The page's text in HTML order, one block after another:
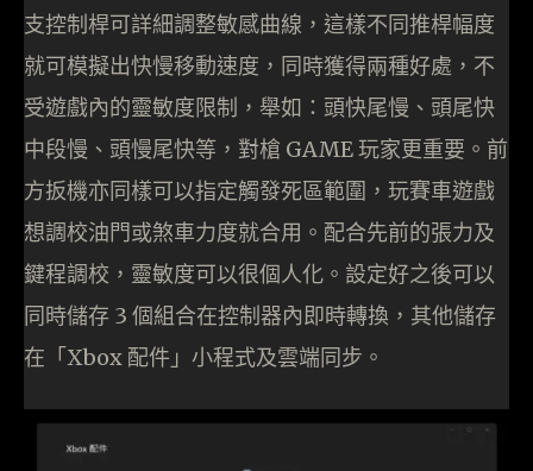
支控制桿可詳細調整敏感曲線，這樣不同推桿幅度
就可模擬出快慢移動速度，同時獲得兩種好處，不
受遊戲內的靈敏度限制，舉如：頭快尾慢、頭尾快
中段慢、頭慢尾快等，對槍 GAME 玩家更重要。前
方扳機亦同樣可以指定觸發死區範圍，玩賽車遊戲
想調校油門或煞車力度就合用。配合先前的張力及
鍵程調校，靈敏度可以很個人化。設定好之後可以
同時儲存 3 個組合在控制器內即時轉換，其他儲存
在「Xbox 配件」小程式及雲端同步。